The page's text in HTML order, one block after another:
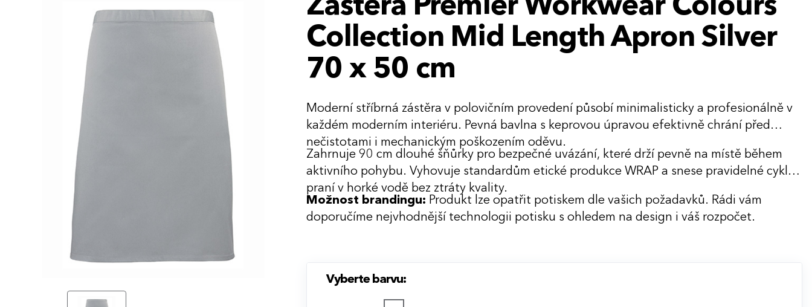
Zástěra Premier Workwear Colours
Collection Mid Length Apron Silver
70 x 50 cm
Moderní stříbrná zástěra v polovičním provedení působí minimalisticky a profesionálně v
každém moderním interiéru. Pevná bavlna s keprovou úpravou efektivně chrání před
nečistotami i mechanickým poškozením oděvu.
Zahrnuje 90 cm dlouhé šňůrky pro bezpečné uvázání, které drží pevně na místě během
aktivního pohybu. Vyhovuje standardům etické produkce WRAP a snese pravidelné cykly
praní v horké vodě bez ztráty kvality.
Možnost brandingu: Produkt lze opatřit potiskem dle vašich požadavků. Rádi vám
doporučíme nejvhodnější technologii potisku s ohledem na design i váš rozpočet.
Vyberte barvu: